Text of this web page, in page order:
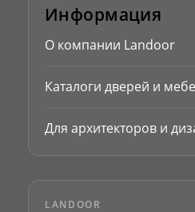
Информация
О компании Landoor
Каталоги дверей и
Для архитекторов и
LANDOOR